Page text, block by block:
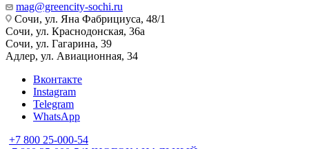
mag@greencity-sochi.ru
Сочи, ул. Яна Фабрициуса, 48/1
Сочи, ул. Краснодонская, 36а
Сочи, ул. Гагарина, 39
Адлер, ул. Авиационная, 34
Вконтакте
Instagram
Telegram
WhatsApp
+7 800 25-000-54